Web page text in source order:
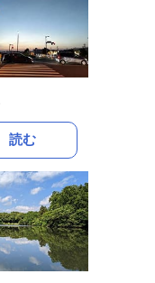
読む